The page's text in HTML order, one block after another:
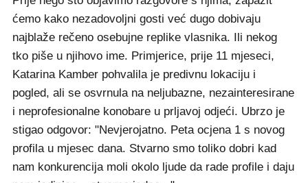
ćemo kako nezadovoljni gosti već dugo dobivaju
najblaže rečeno osebujne replike vlasnika. Ili nekog
tko piše u njihovo ime. Primjerice, prije 11 mjeseci,
Katarina Kamber pohvalila je predivnu lokaciju i
pogled, ali se osvrnula na neljubazne, nezainteresirane
i neprofesionalne konobare u prljavoj odjeći. Ubrzo je
stigao odgovor: "Nevjerojatno. Peta ocjena 1 s novog
profila u mjesec dana. Stvarno smo toliko dobri kad
nam konkurencija moli okolo ljude da rade profile i daju